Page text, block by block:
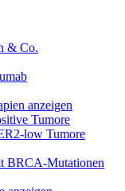
& Co.
anzeigen
Tumore
low Tumore
BRCA-Mutationen